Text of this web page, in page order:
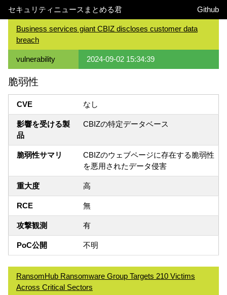
セキュリティニュースまとめる君 Github
Business services giant CBIZ discloses customer data
breach
vulnerability 2024-09-02 15:34:39
脆弱性
CVE なし
影響を受ける製
品
CBIZの特定データベース
脆弱性サマリ
CBIZのウェブページに存在する脆弱性
を悪用されたデータ侵害
重大度 高
RCE 無
攻撃観測 有
PoC公開 不明
RansomHub Ransomware Group Targets 210 Victims
Across Critical Sectors